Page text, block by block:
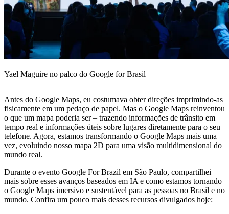
Yael Maguire no palco do Google for Brasil
Antes do Google Maps, eu costumava obter direções imprimindo-as
fisicamente em um pedaço de papel. Mas o Google Maps reinventou
o que um mapa poderia ser – trazendo informações de trânsito em
tempo real e informações úteis sobre lugares diretamente para o seu
telefone. Agora, estamos transformando o Google Maps mais uma
vez, evoluindo nosso mapa 2D para uma visão multidimensional do
mundo real.
Durante o evento Google For Brazil em São Paulo, compartilhei
mais sobre esses avanços baseados em IA e como estamos tornando
o Google Maps imersivo e sustentável para as pessoas no Brasil e no
mundo. Confira um pouco mais desses recursos divulgados hoje: